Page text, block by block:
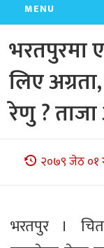
MENU
भरतपुरमा
लिए
रेणु ?
२०७९ जेठ
भरतपुर ।